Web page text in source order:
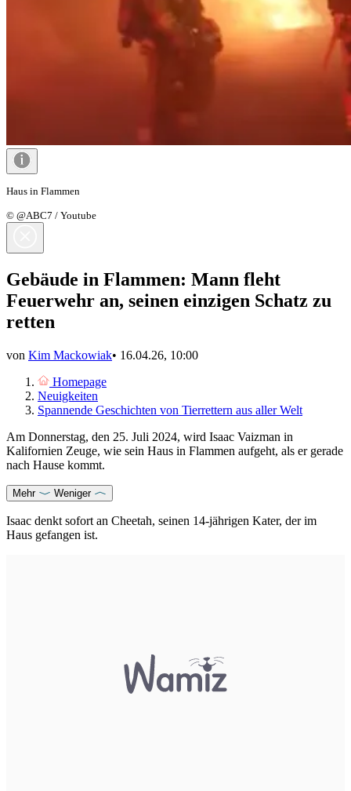
Haus in Flammen
© @ABC7 / Youtube
Gebäude in Flammen: Mann fleht
Feuerwehr an, seinen einzigen Schatz zu
retten
von Kim Mackowiak• 16.04.26, 10:00
Homepage
Neuigkeiten
Spannende Geschichten von Tierrettern aus aller Welt
Am Donnerstag, den 25. Juli 2024, wird Isaac Vaizman in
Kalifornien Zeuge, wie sein Haus in Flammen aufgeht, als er gerade
nach Hause kommt.
Mehr Weniger
Isaac denkt sofort an Cheetah, seinen 14-jährigen Kater, der im
Haus gefangen ist.